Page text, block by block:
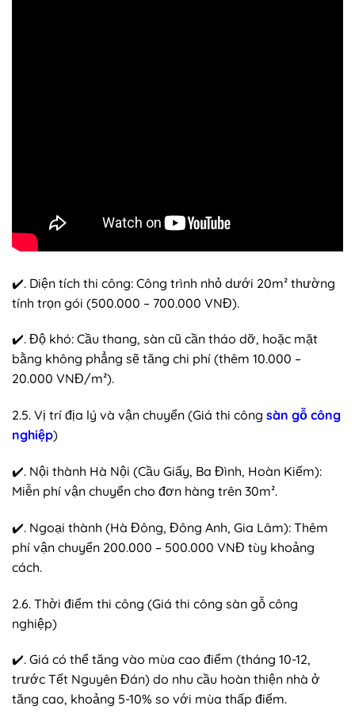
✔️. Diện tích thi công: Công trình nhỏ dưới 20m² thường
tính trọn gói (500.000 – 700.000 VNĐ).
✔️. Độ khó: Cầu thang, sàn cũ cần tháo dỡ, hoặc mặt
bằng không phẳng sẽ tăng chi phí (thêm 10.000 –
20.000 VNĐ/m²).
2.5. Vị trí địa lý và vận chuyển (Giá thi công sàn gỗ công
nghiệp)
✔️. Nội thành Hà Nội (Cầu Giấy, Ba Đình, Hoàn Kiếm):
Miễn phí vận chuyển cho đơn hàng trên 30m².
✔️. Ngoại thành (Hà Đông, Đông Anh, Gia Lâm): Thêm
phí vận chuyển 200.000 – 500.000 VNĐ tùy khoảng
cách.
2.6. Thời điểm thi công (Giá thi công sàn gỗ công
nghiệp)
✔️. Giá có thể tăng vào mùa cao điểm (tháng 10-12,
trước Tết Nguyên Đán) do nhu cầu hoàn thiện nhà ở
tăng cao, khoảng 5-10% so với mùa thấp điểm.